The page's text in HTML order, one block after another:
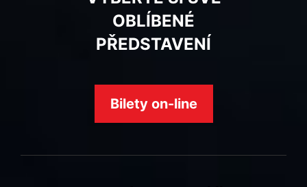
OBLÍBENÉ
PŘEDSTAVENÍ
Bilety on-line